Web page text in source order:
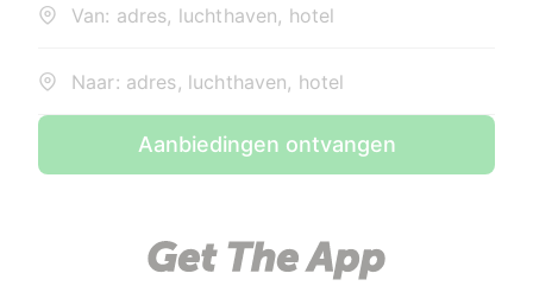
Van: adres, luchthaven, hotel
Naar: adres, luchthaven, hotel
Aanbiedingen ontvangen